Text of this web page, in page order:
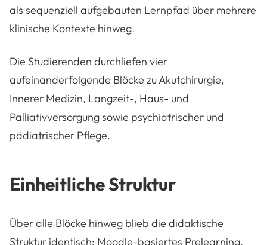
als sequenziell aufgebauten Lernpfad über mehrere
klinische Kontexte hinweg.
Die Studierenden durchliefen vier
aufeinanderfolgende Blöcke zu Akutchirurgie,
Innerer Medizin, Langzeit-, Haus- und
Palliativversorgung sowie psychiatrischer und
pädiatrischer Pflege.
Einheitliche Struktur
Über alle Blöcke hinweg blieb die didaktische
Struktur identisch: Moodle-basiertes Prelearning,